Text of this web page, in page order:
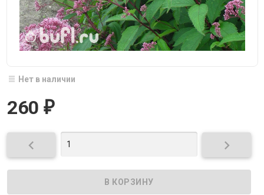
Нет в наличии
260 ₽
 